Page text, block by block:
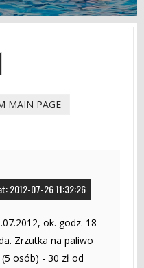
MAIN PAGE
2012-07-26 11:32:26
ok. godz. 18
Zrzutka na paliwo
osób) - 30 zł od